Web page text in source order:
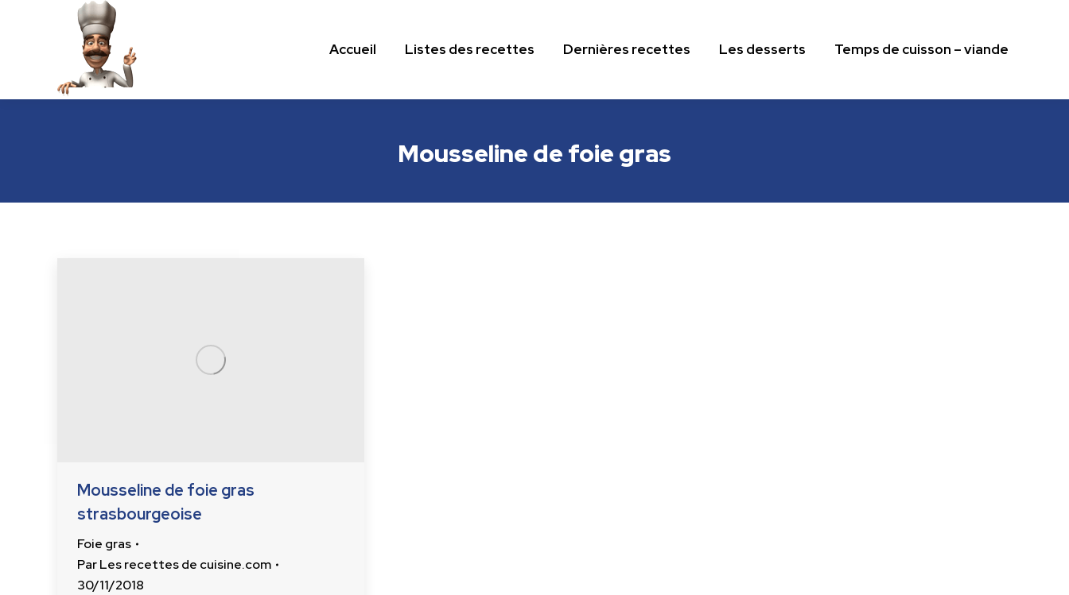
Les recettes de cuisine.com Accueil Listes des recettes Dernières recettes Les desserts Temps de cuisson – viande
Mousseline de foie gras
Mousseline de foie gras
strasbourgeoise
Foie gras
ParLes recettes de cuisine.com
30/11/2018